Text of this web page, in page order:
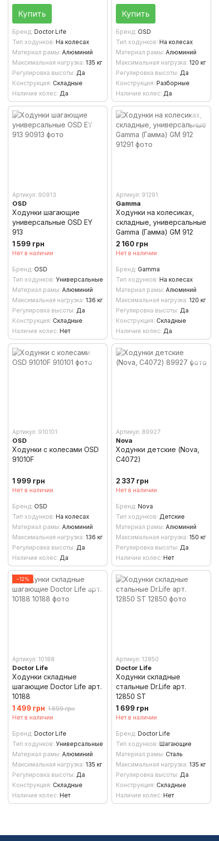
Купить
Бренд Doctor Life
Тип ходунков На колесах
Материал рамы Алюминий
Максимальная нагрузка 135 кг
Регулировка высоты Да
Конструкция Складные
Наличие колес Да
Купить
Бренд OSD
Тип ходунков На колесах
Материал рамы Алюминий
Максимальная нагрузка 120 кг
Регулировка высоты Да
Конструкция Разборные
Наличие колес Да
Артикул: 90913
OSD
Ходунки шагающие
универсальные OSD EY
913
1 599 грн
Нет в наличии
Бренд OSD
Тип ходунков Универсальные
Материал рамы Алюминий
Максимальная нагрузка 136 кг
Регулировка высоты Да
Конструкция Складные
Наличие колес Нет
Артикул: 91291
Gamma
Ходунки на колесиках,
складные, универсальные
Gamma (Гамма) GM 912
2 160 грн
Нет в наличии
Бренд Gamma
Тип ходунков На колесах
Материал рамы Алюминий
Максимальная нагрузка 120 кг
Регулировка высоты Да
Конструкция Складные
Наличие колес Да
Артикул: 910101
OSD
Ходунки с колесами OSD
91010F
1 999 грн
Нет в наличии
Бренд OSD
Тип ходунков На колесах
Материал рамы Алюминий
Максимальная нагрузка 136 кг
Регулировка высоты Да
Наличие колес Да
Артикул: 89927
Nova
Ходунки детские (Nova,
C4072)
2 337 грн
Нет в наличии
Бренд Nova
Тип ходунков Детские
Материал рамы Алюминий
Максимальная нагрузка 150 кг
Регулировка высоты Да
Наличие колес Нет
−12%
Артикул: 10188
Doctor Life
Ходунки складные
шагающие Doctor Life арт.
10188
1 499 грн 1 699 грн
Нет в наличии
Бренд Doctor Life
Тип ходунков Универсальные
Материал рамы Алюминий
Максимальная нагрузка 135 кг
Регулировка высоты Да
Конструкция Складные
Наличие колес Нет
Артикул: 12850
Doctor Life
Ходунки складные
стальные Dr.Life арт.
12850 ST
1 699 грн
Нет в наличии
Бренд Doctor Life
Тип ходунков Шагающие
Материал рамы Сталь
Максимальная нагрузка 135 кг
Регулировка высоты Да
Конструкция Складные
Наличие колес Нет